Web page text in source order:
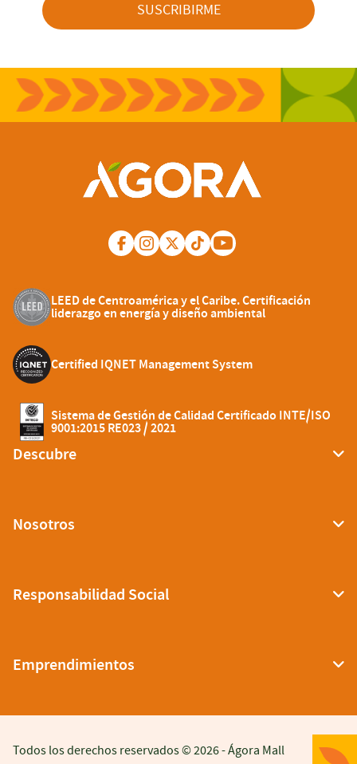
SUSCRIBIRME
LEED de Centroamérica y el Caribe. Certificación
liderazgo en energía y diseño ambiental
Certified IQNET Management System
Sistema de Gestión de Calidad Certificado INTE/ISO
9001:2015 RE023 / 2021
Descubre
Nosotros
Responsabilidad Social
Emprendimientos
Todos los derechos reservados © 2026 -Ágora Mall